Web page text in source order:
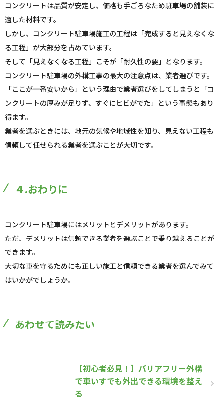
コンクリートは品質が安定し、価格も手ごろなため駐車場の舗装に
適した材料です。
しかし、コンクリート駐車場施工の工程は「完成すると見えなくな
る工程」が大部分を占めています。
そして「見えなくなる工程」こそが「耐久性の要」となります。
コンクリート駐車場の外構工事の最大の注意点は、業者選びです。
「ここが一番安いから」という理由で業者選びをしてしまうと「コ
ンクリートの厚みが足りず、すぐにヒビがでた」という事態もあり
得ます。
業者を選ぶときには、地元の気候や地域性を知り、見えない工程も
信頼して任せられる業者を選ぶことが大切です。
４.おわりに
コンクリート駐車場にはメリットとデメリットがあります。
ただ、デメリットは信頼できる業者を選ぶことで乗り越えることが
できます。
大切な車を守るためにも正しい施工と信頼できる業者を選んでみて
はいかがでしょうか。
あわせて読みたい
【初心者必見！】バリアフリー外構
で車いすでも外出できる環境を整え
る